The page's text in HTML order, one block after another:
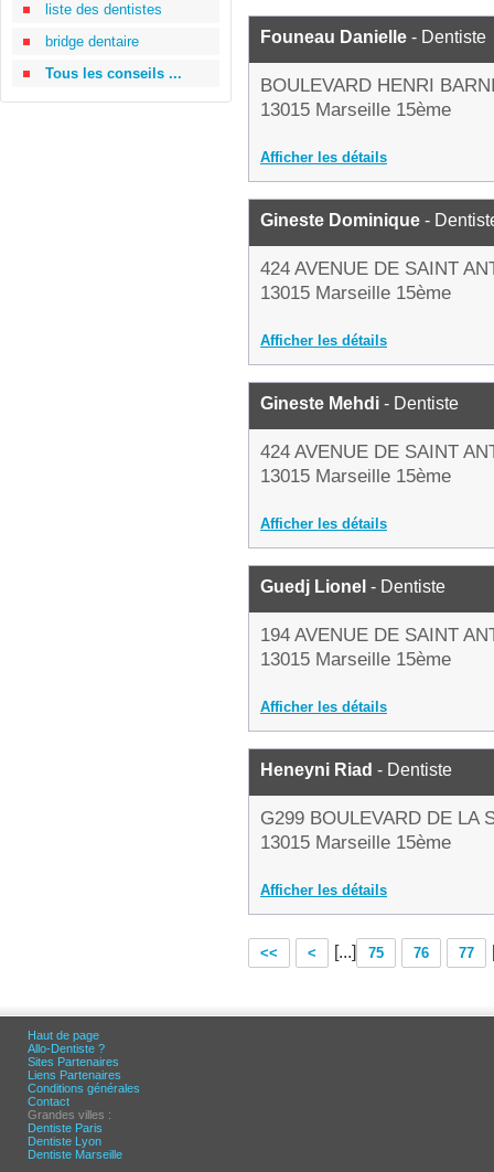
liste des dentistes
bridge dentaire
Tous les conseils ...
Founeau Danielle - Dentiste
BOULEVARD HENRI
13015 Marseille 15ème
Afficher les détails
Gineste Dominique -
424 AVENUE DE SAINT
13015 Marseille 15ème
Afficher les détails
Gineste Mehdi - Dentiste
424 AVENUE DE SAINT
13015 Marseille 15ème
Afficher les détails
Guedj Lionel - Dentiste
194 AVENUE DE SAINT
13015 Marseille 15ème
Afficher les détails
Heneyni Riad - Dentiste
G299 BOULEVARD DE LA
13015 Marseille 15ème
Afficher les détails
<< < [...] 75 76 77
Haut de page
Allo-Dentiste ?
Sites Partenaires
Liens Partenaires
Conditions générales
Contact
Grandes villes :
Dentiste Paris
Dentiste Lyon
Dentiste Marseille